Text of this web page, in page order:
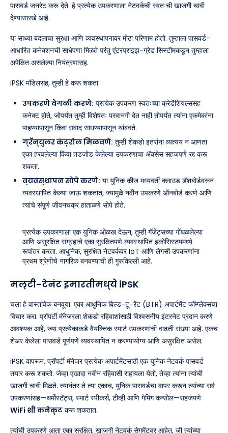
पासवर्ड जनरेट करू देते. हे प्रत्येक उपकरणाला नेटवर्कची स्वतःची खाजगी चावी
देण्यासारखे आहे.
या साध्या बदलाचा सुरक्षा आणि व्यवस्थापनावर मोठा परिणाम होतो. तुम्हाला पासवर्ड-
आधारित कनेक्शनची साधेपणा मिळते परंतु एंटरप्राइझ-ग्रेड सिस्टीमकडून तुम्हाला
अपेक्षित असलेल्या नियंत्रणासह.
iPSK मॉडेलसह, तुम्ही हे करू शकता:
उपकरणे वेगळी करणे: प्रत्येक उपकरण स्वतःच्या क्रेडेंशियल्ससह
कनेक्ट होते, जोपर्यंत तुम्ही विशेषतः परवानगी देत नाही तोपर्यंत त्यांना एकमेकांना
पाहण्यापासून किंवा संवाद साधण्यापासून थांबवते.
ग्रॅन्युलर कंट्रोल मिळवणे: तुम्ही शेकडो इतरांना व्यत्यय न आणता
एका हरवलेल्या किंवा तडजोड केलेल्या उपकरणाचा ॲक्सेस सहजपणे रद्द करू
शकता.
व्यवस्थापन सोपे करणे: या युनिक कीज मध्यवर्ती क्लाउड डॅशबोर्डवरून
व्यवस्थापित केल्या जाऊ शकतात, ज्यामुळे नवीन उपकरणे ऑनबोर्ड करणे आणि
त्यांचे संपूर्ण जीवनचक्र हाताळणे सोपे होते.
प्रत्येक उपकरणाला एक युनिक ओळख देऊन, तुम्ही गॅजेट्सच्या गोंधळलेल्या
आणि असुरक्षित संग्रहाचे एका सुरक्षितपणे व्यवस्थापित इकोसिस्टममध्ये
रूपांतर करता. आधुनिक, सुरक्षित नेटवर्कवर IoT आणि लेगसी उपकरणांना
प्रथम श्रेणीचे नागरिक बनवण्याची ही गुरुकिल्ली आहे.
मल्टी-टेनंट इमारतीमध्ये iPSK
चला हे वास्तविक बनवूया. एका आधुनिक बिल्ड-टू-रेंट (BTR) अपार्टमेंट कॉम्प्लेक्सचा
विचार करा. प्रॉपर्टी मॅनेजरला शेकडो रहिवाशांसाठी विश्वसनीय इंटरनेट प्रदान करणे
आवश्यक आहे, ज्या प्रत्येकाकडे वैयक्तिक स्मार्ट उपकरणांची वाढती संख्या आहे. एकच
शेअर केलेला पासवर्ड पूर्णपणे व्यवस्थापित न करण्यायोग्य आणि असुरक्षित असेल.
iPSK वापरून, प्रॉपर्टी मॅनेजर प्रत्येक अपार्टमेंटसाठी एक युनिक नेटवर्क पासवर्ड
तयार करू शकतो. जेव्हा एखादा नवीन रहिवासी राहायला येतो, तेव्हा त्यांना त्यांची
खाजगी चावी मिळते. त्यानंतर ते त्या एकाच, युनिक पासवर्डचा वापर करून त्यांच्या सर्व
उपकरणांसह—थर्मोस्टॅट्स, स्मार्ट स्पीकर्स, टीव्ही आणि गेमिंग कन्सोल—सहजपणे
WiFi शी कनेक्ट करू शकतात.
त्यांची उपकरणे आता एका सुरक्षित, खाजगी नेटवर्क सेगमेंटवर आहेत, जी त्यांच्या